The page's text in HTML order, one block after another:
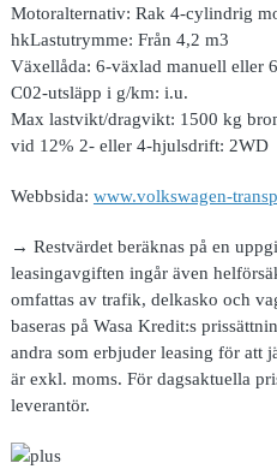
Motoralternativ: Rak 4-cylindrig
hkLastutrymme: Från 4,2 m3
Växellåda: 6-växlad manuell eller
C02-utsläpp i g/km: i.u.
Max lastvikt/dragvikt: 1500 kg
vid 12% 2- eller 4-hjulsdrift: 2WD
Webbsida: www.volkswagen-
→ Restvärdet beräknas på en
leasingavgiften ingår även
omfattas av trafik, delkasko och
baseras på Wasa Kredit:s
andra som erbjuder leasing för att
är exkl. moms. För dagsaktuella
leverantör.